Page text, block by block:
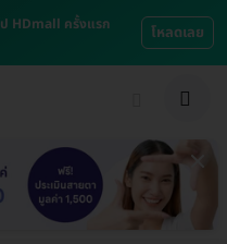
HDmall ครั้งแรก
โหลดเลย